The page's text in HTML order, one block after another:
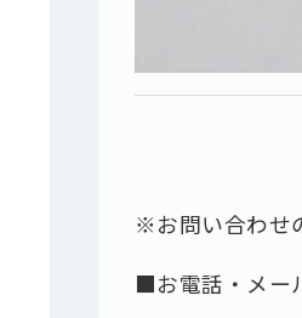
※お問い合わせ
■お電話・メー